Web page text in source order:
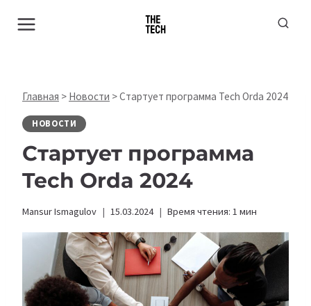
Главная > Новости >Стартует программа Tech Orda 2024
НОВОСТИ
Стартует программа
Tech Orda 2024
Mansur Ismagulov 15.03.2024 Время чтения: 1 мин